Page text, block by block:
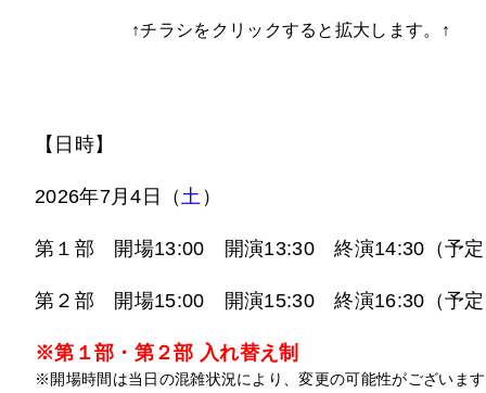
↑チラシをクリックすると拡大します。↑
【日時】
2026年7月4日（土 ）
第１部 開場13:00 開演13:30 終演14:30（予
第２部 開場15:00 開演15:30 終演16:30（予
※第１部・第２部 入れ替え制
※開場時間は当日の混雑状況により、変更の可能性がございま